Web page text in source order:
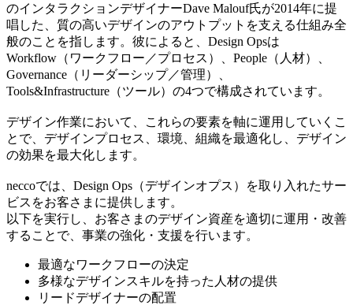
のインタラクションデザイナーDave Malouf氏が2014年に提
唱した、質の高いデザインのアウトプットを支える仕組み全
般のことを指します。彼によると、Design Opsは
Workflow（ワークフロー／プロセス）、People（人材）、
Governance（リーダーシップ／管理）、
Tools&Infrastructure（ツール）の4つで構成されています。
デザイン作業において、これらの要素を軸に運用していくこ
とで、デザインプロセス、環境、組織を最適化し、デザイン
の効果を最大化します。
neccoでは、Design Ops（デザインオプス）を取り入れたサー
ビスをお客さまに提供します。
以下を実行し、お客さまのデザイン資産を適切に運用・改善
することで、事業の強化・支援を行います。
最適なワークフローの決定
多様なデザインスキルを持った人材の提供
リードデザイナーの配置